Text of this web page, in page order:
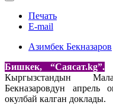
Печать
E-mail
Азимбек Бекназаров
Бишкек, “Саясат.kg”.
Кыргызстандын
Бекназаровдун
окулбай калган доклады.